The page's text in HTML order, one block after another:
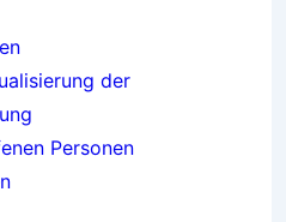
der
Personen